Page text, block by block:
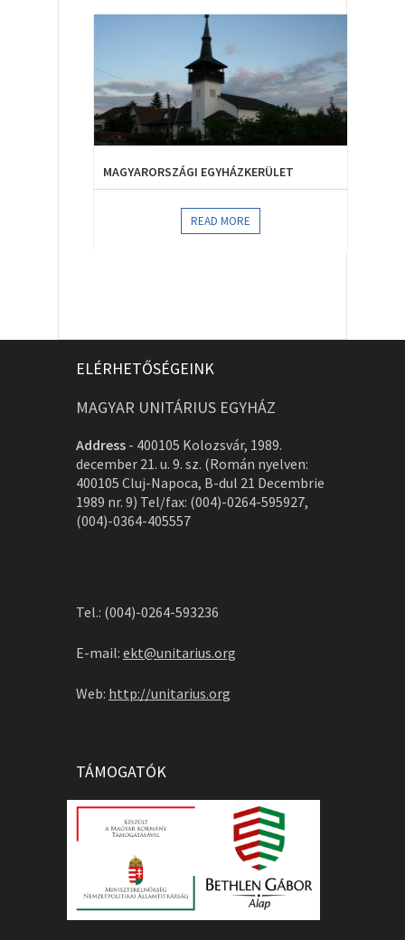
MAGYARORSZÁGI EGYHÁZKERÜLET
READ MORE
ELÉRHETŐSÉGEINK
MAGYAR UNITÁRIUS EGYHÁZ
Address - 400105 Kolozsvár, 1989.
december 21. u. 9. sz. (Román nyelven:
400105 Cluj-Napoca, B-dul 21 Decembrie
1989 nr. 9) Tel/fax: (004)-0264-595927,
(004)-0364-405557
Tel.: (004)-0264-593236
E-mail: ekt@unitarius.org
Web: http://unitarius.org
TÁMOGATÓK